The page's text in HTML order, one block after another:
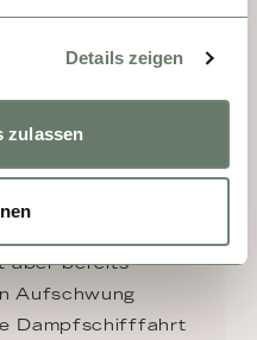
Details zeigen
zulassen
für diejenigen, die
das Heute
aber bereits
Aufschwung
Dampfschifffahrt